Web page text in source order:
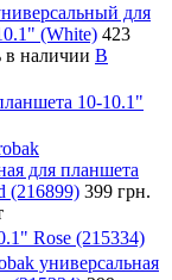
для
(White) 423
в наличии В
10-10.1"
для планшета
(216899) 399 грн.
Rose (215334)
универсальная